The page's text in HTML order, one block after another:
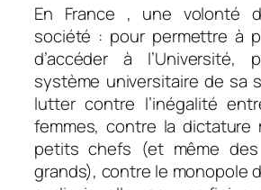
En France , une volonté
société : pour permettre à
d’accéder à l’Université,
système universitaire de sa
lutter contre l’inégalité
femmes, contre la dictature
petits chefs (et même
grands), contre le monopole